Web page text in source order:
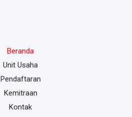
Beranda
Unit Usaha
Pendaftaran
Kemitraan
Kontak